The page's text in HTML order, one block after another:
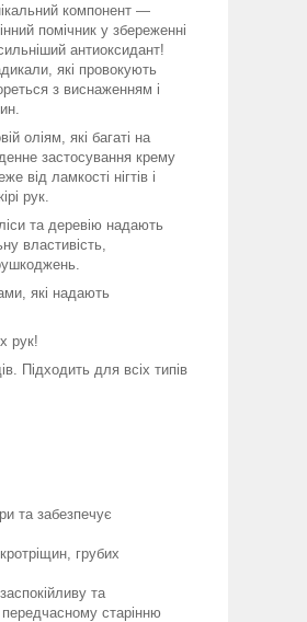
компонент —
помічник у збереженні
антиоксидант!
які провокують
з виснаженням і
оліям, які багаті на
застосування крему
від ламкості нігтів і
рук.
та деревію надають
властивість,
які надають
рук!
Підходить для всіх типів
та забезпечує
грубих
та
старінню